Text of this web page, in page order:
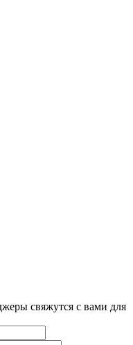
свяжутся с вами для